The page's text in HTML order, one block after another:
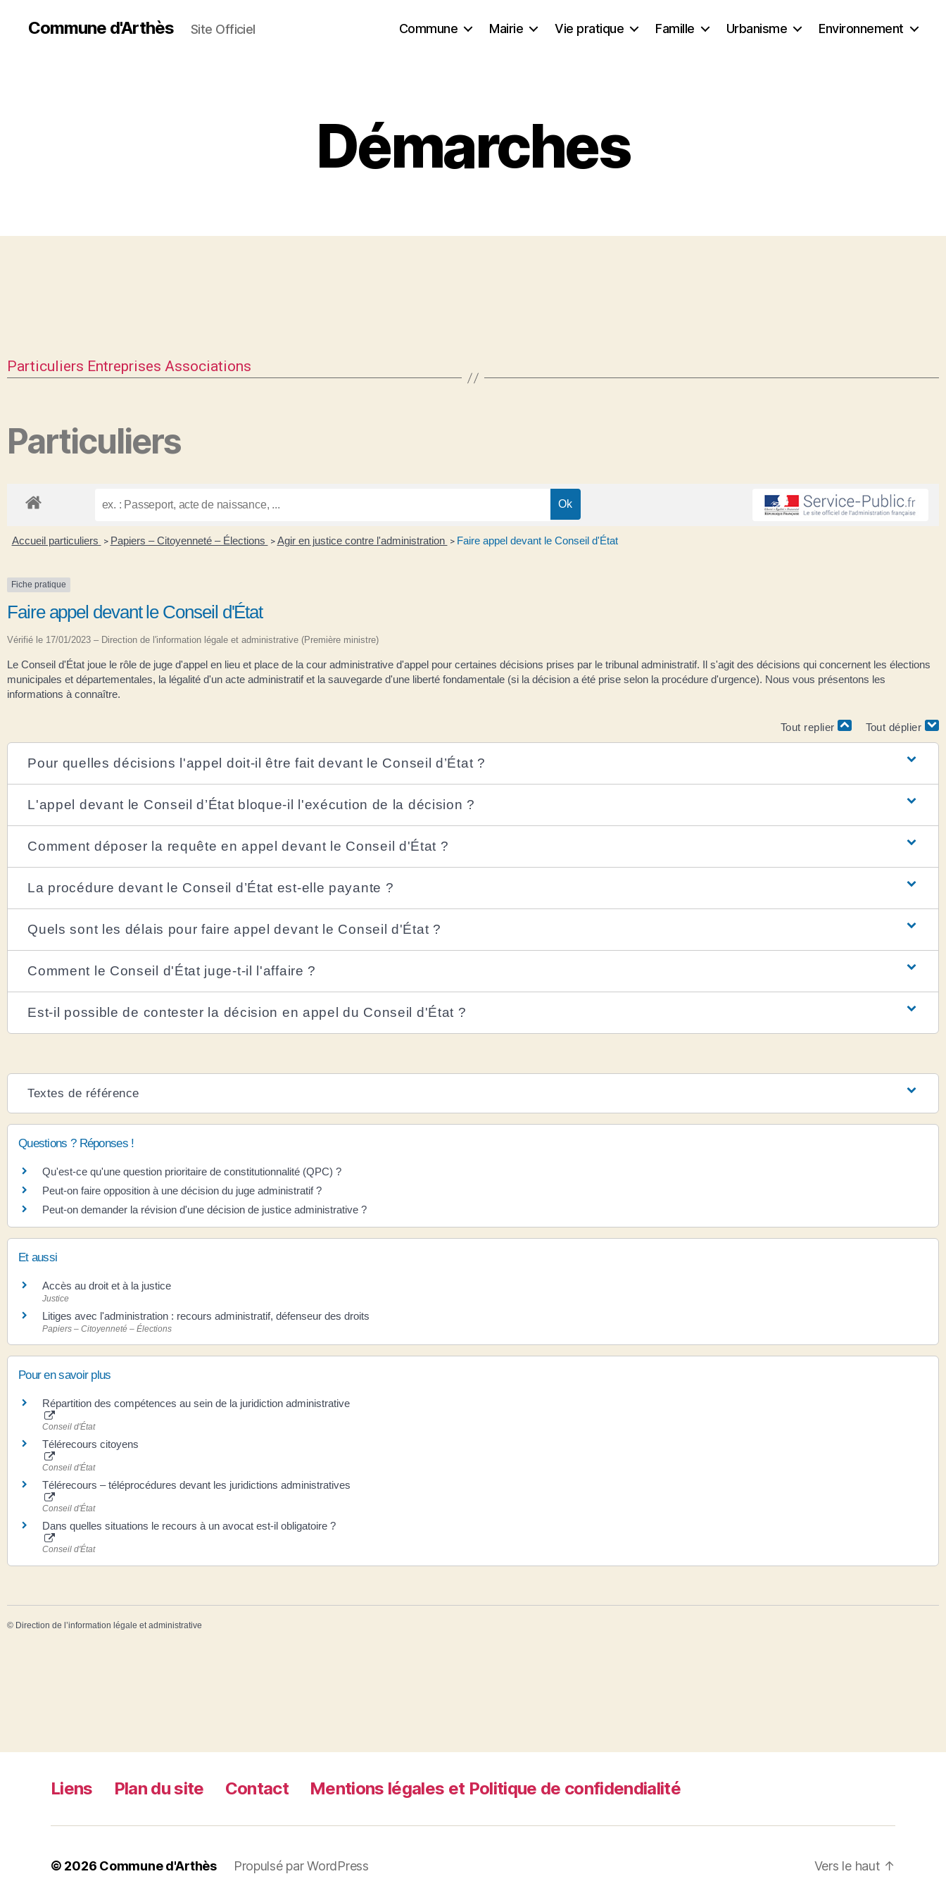
Commune d'Arthès Site Officiel Commune Mairie Vie pratique Famille Urbanisme Environnement
Démarches
Particuliers Entreprises Associations
Particuliers
Accueil particuliers > Papiers – Citoyenneté – Élections > Agir en justice contre l'administration > Faire appel devant le Conseil d'État
Fiche pratique
Faire appel devant le Conseil d'État
Vérifié le 17/01/2023 – Direction de l'information légale et administrative (Première ministre)
Le Conseil d'État joue le rôle de juge d'appel en lieu et place de la cour administrative d'appel pour certaines décisions prises par le tribunal administratif. Il s'agit des décisions qui concernent les élections
municipales et départementales, la légalité d'un acte administratif et la sauvegarde d'une liberté fondamentale (si la décision a été prise selon la procédure d'urgence). Nous vous présentons les
informations à connaître.
Tout replier Tout déplier
Pour quelles décisions l'appel doit-il être fait devant le Conseil d’État ?
L'appel devant le Conseil d’État bloque-il l'exécution de la décision ?
Comment déposer la requête en appel devant le Conseil d'État ?
La procédure devant le Conseil d’État est-elle payante ?
Quels sont les délais pour faire appel devant le Conseil d'État ?
Comment le Conseil d'État juge-t-il l'affaire ?
Est-il possible de contester la décision en appel du Conseil d'État ?
Textes de référence
Questions ? Réponses !
Qu'est-ce qu'une question prioritaire de constitutionnalité (QPC) ?
Peut-on faire opposition à une décision du juge administratif ?
Peut-on demander la révision d'une décision de justice administrative ?
Et aussi
Accès au droit et à la justice
Justice
Litiges avec l'administration : recours administratif, défenseur des droits
Papiers – Citoyenneté – Élections
Pour en savoir plus
Répartition des compétences au sein de la juridiction administrative
Conseil d'État
Télérecours citoyens
Conseil d'État
Télérecours – téléprocédures devant les juridictions administratives
Conseil d'État
Dans quelles situations le recours à un avocat est-il obligatoire ?
Conseil d'État
© Direction de l’information légale et administrative
Liens Plan du site Contact Mentions légales et Politique de confidendialité
© 2026 Commune d'Arthès Propulsé par WordPress Vers le haut ↑